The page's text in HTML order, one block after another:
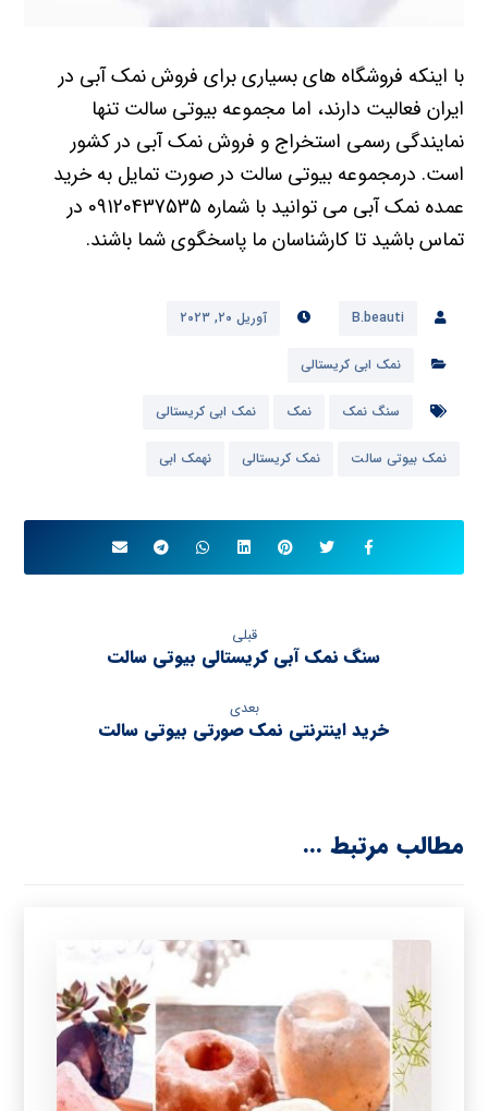
با اینکه فروشگاه های بسیاری برای فروش نمک آبی در
ایران فعالیت دارند، اما مجموعه بیوتی سالت تنها
نمایندگی رسمی استخراج و فروش نمک آبی در کشور
است. درمجموعه بیوتی سالت در صورت تمایل به خرید
عمده نمک آبی می توانید با شماره 09120437535
در
تماس باشید تا کارشناسان ما پاسخگوی شما باشند.
B.beauti آوریل ۲۰, ۲۰۲۳
نمک ابی کریستالی
سنگ نمک نمک نمک ابی کریستالی
نمک بیوتی سالت نمک کریستالی نهمک ابی
قبلی
سنگ نمک آبی کریستالی بیوتی سالت
بعدی
خرید اینترنتی نمک صورتی بیوتی سالت
مطالب مرتبط ...